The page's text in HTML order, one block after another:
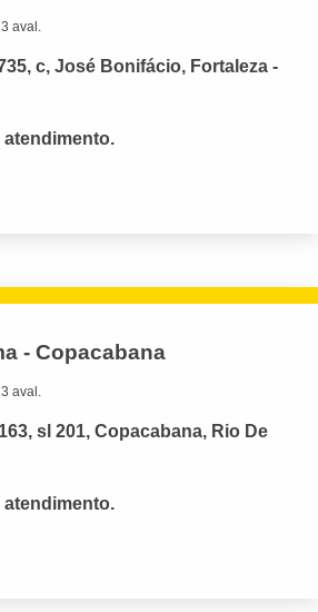
aval.
c, José Bonifácio, Fortaleza -
- Copacabana
aval.
sl 201, Copacabana, Rio De